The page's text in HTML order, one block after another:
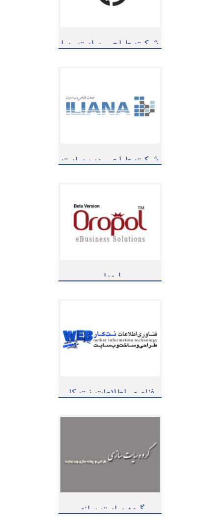
شرکت طراحی سایت رسا
شرکت طراحی وب سایت
اروپل
فناوری اطلاعات نت کار
گروه سایت سازی